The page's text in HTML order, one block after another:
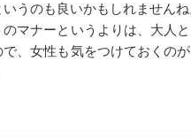
うのも良いかもしれませんね
のマナーというよりは、大人
で、女性も気をつけておくの